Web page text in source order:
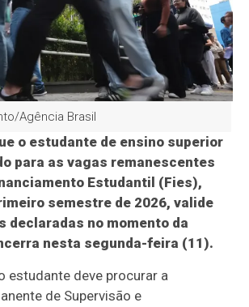
Agência Brasil
o estudante de ensino superior
para as vagas remanescentes
Estudantil (Fies),
semestre de 2026, valide
declaradas no momento da
nesta segunda-feira (11).
estudante deve procurar a
de Supervisão e